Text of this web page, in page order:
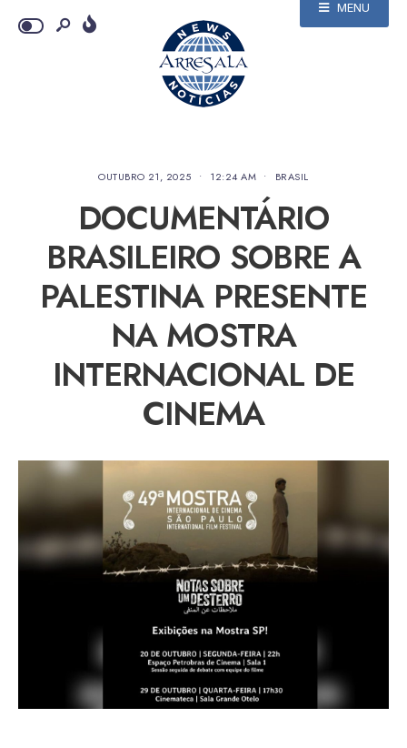
MENU
OUTUBRO 21, 2025 • 12:24 AM • BRASIL
DOCUMENTÁRIO
BRASILEIRO SOBRE A
PALESTINA PRESENTE
NA MOSTRA
INTERNACIONAL DE
CINEMA